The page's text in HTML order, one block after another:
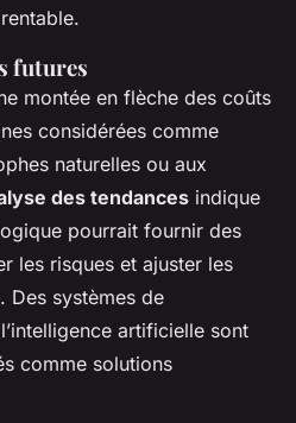
futures
montée en flèche des coûts
considérées comme
naturelles ou aux
des tendances indique
pourrait fournir des
les risques et ajuster les
Des systèmes de
artificielle sont
comme solutions